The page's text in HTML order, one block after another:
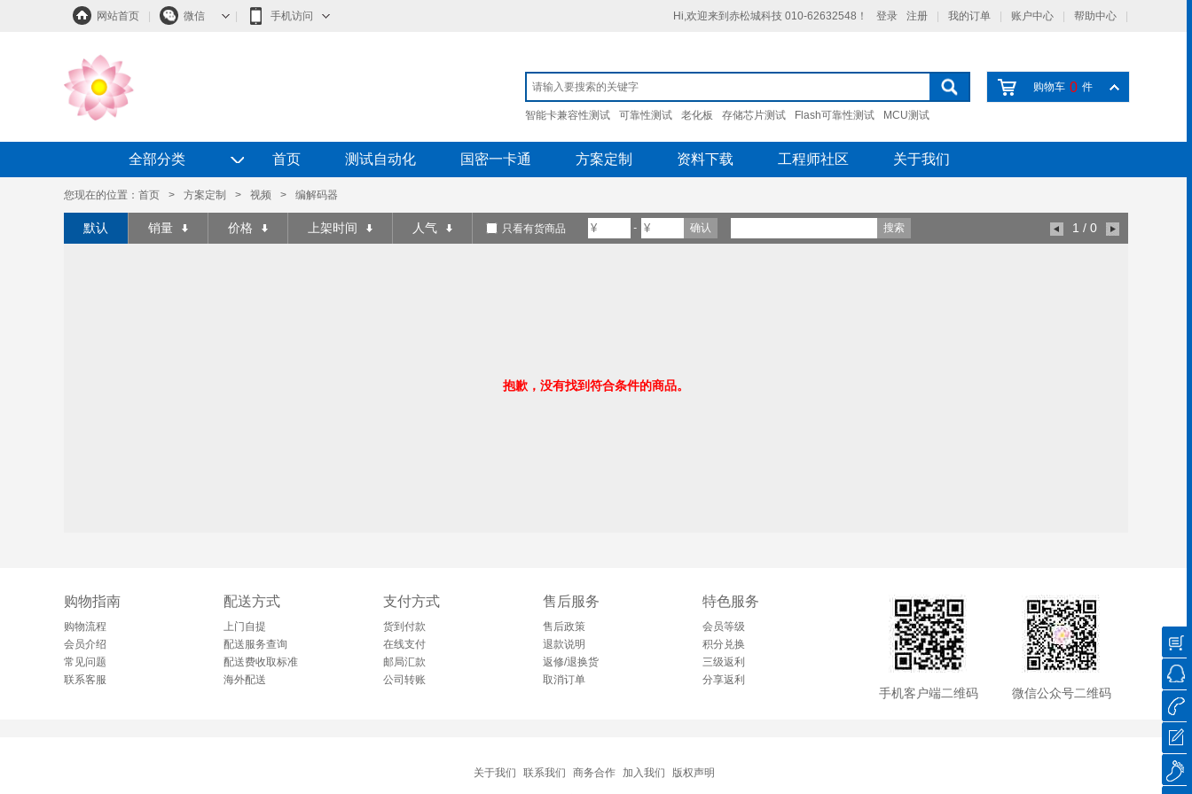
网站首页 微信 手机访问 Hi,欢迎来到赤松城科技 010-62632548！ 登录 注册 我的订单 账户中心 帮助中心
购物车 0 件
智能卡兼容性测试 可靠性测试 老化板 存储芯片测试 Flash可靠性测试 MCU测试
全部分类 ◇ 首页 测试自动化 国密一卡通 方案定制 资料下载 工程师社区 关于我们
您现在的位置： 首页 > 方案定制 > 视频 > 编解码器
默认 销量 价格 上架时间 人气 只看有货商品 - 确认 搜索 1 / 0
抱歉，没有找到符合条件的商品。
购物指南
购物流程
会员介绍
常见问题
联系客服
配送方式
上门自提
配送服务查询
配送费收取标准
海外配送
支付方式
货到付款
在线支付
邮局汇款
公司转账
售后服务
售后政策
退款说明
返修/退换货
取消订单
特色服务
会员等级
积分兑换
三级返利
分享返利
手机客户端二维码 微信公众号二维码
关于我们 联系我们 商务合作 加入我们 版权声明